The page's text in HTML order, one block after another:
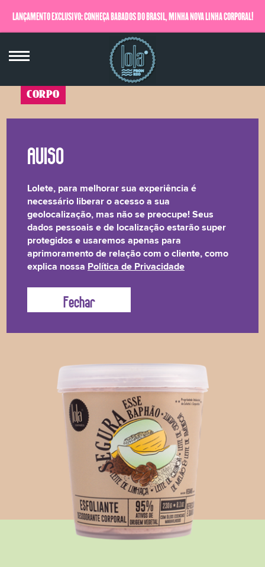
LANÇAMENTO EXCLUSIVO: CONHEÇA BABADOS DO BRASIL, MINHA NOVA LINHA CORPORAL!
QUERO SABER MAIS
CORPO
Segura esse Baphão
Leite de Amêndoa
230g
☆☆☆☆☆
Quis fazer diferente e trouxe logo um blend m-a-r-a dos
leites vegetais de Linhaça, Quinoa, Semente de Melão
e suavidade na medida para sua pele #ProntoLacrei
Lolete, para melhorar sua experiência é
necessário liberar o acesso a sua
geolocalização, mas não se preocupe! Seus
dados pessoais e de localização estarão super
protegidos e usaremos apenas para
aprimoramento de relação com o cliente, como
explica nossa Política de Privacidade